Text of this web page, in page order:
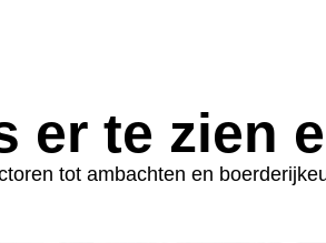
er te zien
tot ambachten en